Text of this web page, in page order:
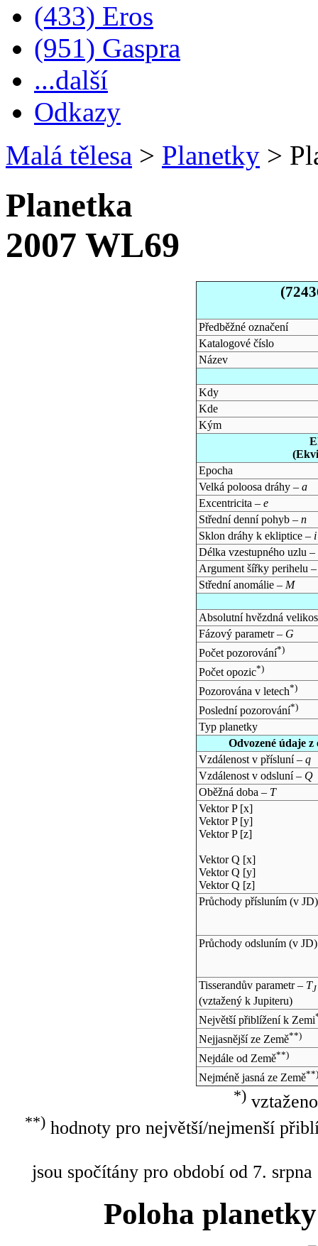
(433) Eros
(951) Gaspra
...další
Odkazy
Malá tělesa > Planetky >
Planetka
2007 WL69
Předběžné označení
Katalogové číslo
Název
Kdy
Kde
Kým
Epocha
Velká poloosa dráhy – a
Excentricita – e
Střední denní pohyb – n
Sklon dráhy k ekliptice – i
Délka vzestupného uzlu –
Argument šířky perihelu
Střední anomálie – M
Absolutní hvězdná
Fázový parametr – G
Počet pozorování*)
Počet opozic*)
Pozorována v letech*)
Poslední pozorování*)
Typ planetky
Odvozené údaje
Vzdálenost v přísluní – q
Vzdálenost v odsluní – Q
Oběžná doba – T
Vektor P [x]
Vektor P [y]
Vektor P [z]
Vektor Q [x]
Vektor Q [y]
Vektor Q [z]
Průchody přísluním (v JD)
Průchody odsluním (v JD)
Tisserandův parametr – TJ
(vztažený k Jupiteru)
Největší přiblížení k Zemi
Nejjasnější ze Země**)
Nejdále od Země**)
Nejméně jasná ze Země**)
*)
**)hodnoty pro největší/nejmenší
jsou spočítány pro období od 7.
Poloha